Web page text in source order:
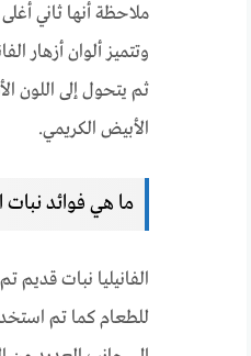
ملاحظة أنها ثاني
وتتميز ألوان أزهار
ثم يتحول إلى اللون
الأبيض الكريمي.
ما هي فوائد نبات
الفانيليا نبات قديم
للطعام كما تم